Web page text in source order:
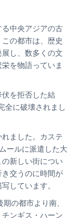
中央アジアの古
の都市は、歴史
し、数多くの文
を物語っていま
を拒否した結
全に破壊されまし
ました。カステ
ールに派遣した大
新しい街につい
交うのに時間が
しています。
の都市より南、
ンギス・ハーン